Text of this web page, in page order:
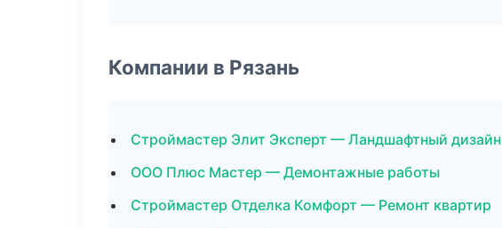
Компании в Рязань
Строймастер Элит Эксперт — Ландшафтный дизайн
ООО Плюс Мастер — Демонтажные работы
Строймастер Отделка Комфорт — Ремонт квартир